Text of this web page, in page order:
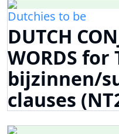
Dutchies to be
DUTCH
WORDS for
bijzinnen/
clauses